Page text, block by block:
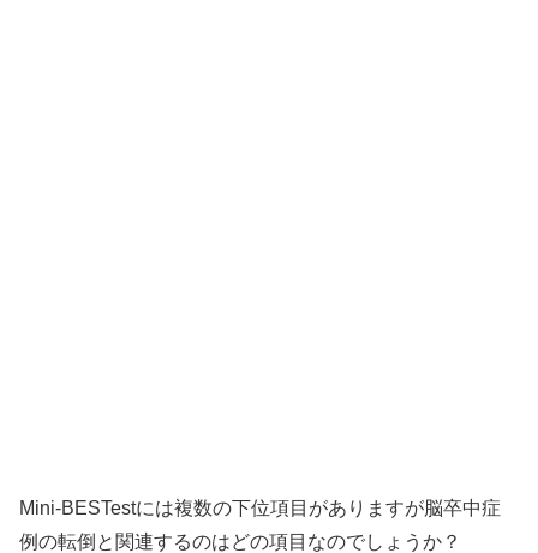
Mini-BESTestには複数の下位項目がありますが脳卒中症
例の転倒と関連するのはどの項目なのでしょうか？